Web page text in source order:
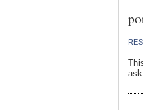
ask.